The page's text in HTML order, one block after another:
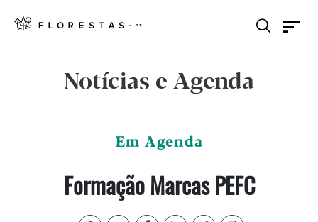
Notícias e Agenda
Em Agenda
Formação Marcas PEFC